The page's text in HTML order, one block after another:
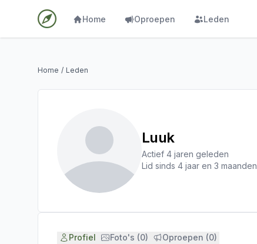
Home Oproepen Leden
Home / Leden
Luuk
Actief 4 jaren geleden
Lid sinds 4 jaar en 3 maanden
Profiel Foto's (0) Oproepen (0)